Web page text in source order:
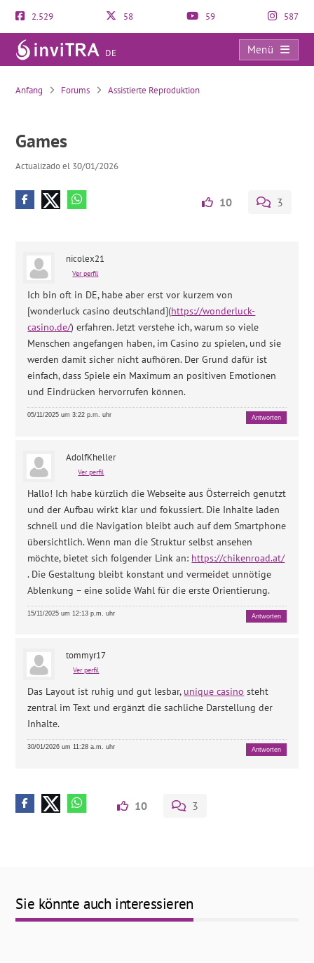
2.529 58 59 587
DE
Menü
Games
Anfang Forums Assistierte Reproduktion
Games
Actualizado el 30/01/2026
10 3
nicolex21
Ver perfil
Ich bin oft in DE, habe aber erst vor kurzem von
[wonderluck casino deutschland](https://wonderluck-
casino.de/) erfahren. Jetzt verstehe ich, warum so viele
Menschen angefangen haben, im Casino zu spielen, und sie
werden damit sicher nicht aufhören. Der Grund dafür ist
einfach, dass Spiele ein Maximum an positiven Emotionen
und Eindrücken hervorrufen können.
05/11/2025 um 3:22 p.m. uhr Antworten
AdolfKheller
Ver perfil
Hallo! Ich habe kürzlich die Webseite aus Österreich genutzt
und der Aufbau wirk­t klar und fokussiert. Die Inhalte laden
schnell und die Navigation bleibt auch auf dem Smartphone
übersichtlich. Wenn man die Struktur selbst ansehen
möchte, bietet sich folgender Link an: https://chikenroad.at/
. Die Gestaltung bleibt konstant und vermeidet unnötige
Ablenkung – eine solide Wahl für die erste Orientierung.
15/11/2025 um 12:13 p.m. uhr Antworten
tommyr17
Ver perfil
Das Layout ist ruhig und gut lesbar, unique casino steht
zentral im Text und ergänzt die sachliche Darstellung der
Inhalte.
30/01/2026 um 11:28 a.m. uhr Antworten
10 3
Sie könnte auch interessieren